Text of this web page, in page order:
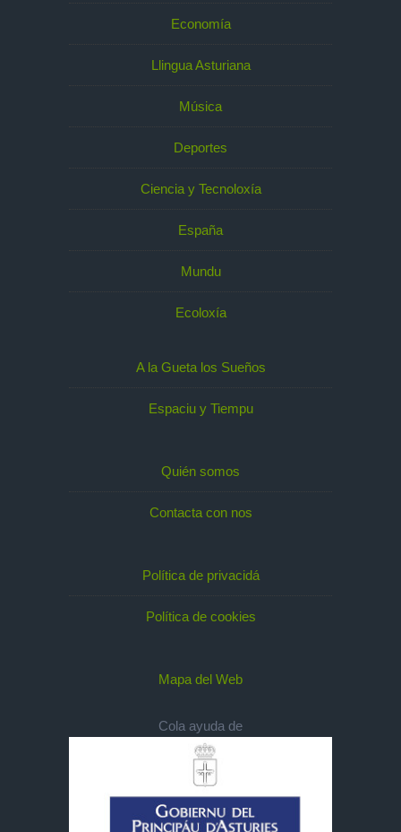
Economía
Llingua Asturiana
Música
Deportes
Ciencia y Tecnoloxía
España
Mundu
Ecoloxía
A la Gueta los Sueños
Espaciu y Tiempu
Quién somos
Contacta con nos
Política de privacidá
Política de cookies
Mapa del Web
Cola ayuda de